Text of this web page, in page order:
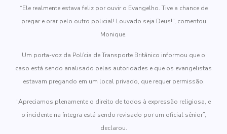
“Ele realmente estava feliz por ouvir o Evangelho. Tive a chance de
pregar e orar pelo outro policial! Louvado seja Deus!”, comentou
Monique.
Um porta-voz da Polícia de Transporte Britânico informou que o
caso está sendo analisado pelas autoridades e que os evangelistas
estavam pregando em um local privado, que requer permissão.
“Apreciamos plenamente o direito de todos à expressão religiosa, e
o incidente na íntegra está sendo revisado por um oficial sênior”,
declarou.